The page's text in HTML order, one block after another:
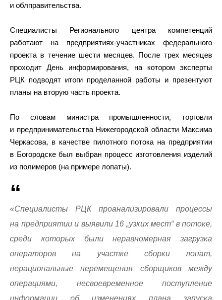
и облправительства.
Специалисты Регионального центра компетенций
работают на предприятиях-участниках федерального
проекта в течение шести месяцев. После трех месяцев
проходит День информирования, на котором эксперты
РЦК подводят итоги проделанной работы и презентуют
планы на вторую часть проекта.
По словам министра промышленности, торговли
и предпринимательства Нижегородской области Максима
Черкасова, в качестве пилотного потока на предприятии
в Богородске был выбран процесс изготовления изделий
из полимеров (на примере лопаты).
«Специалисты РЦК проанализировали процессы
на предприятии и выявили 16 „узких мест“ в потоке,
среди которых были неравномерная загрузка
операторов на участке сборки лопат,
нерациональные перемещения сборщиков между
операциями, несвоевременное поступление
информации об изменениях плана запуска